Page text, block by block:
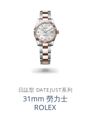
日誌型 DATEJUST系列
31mm 勞力士
ROLEX